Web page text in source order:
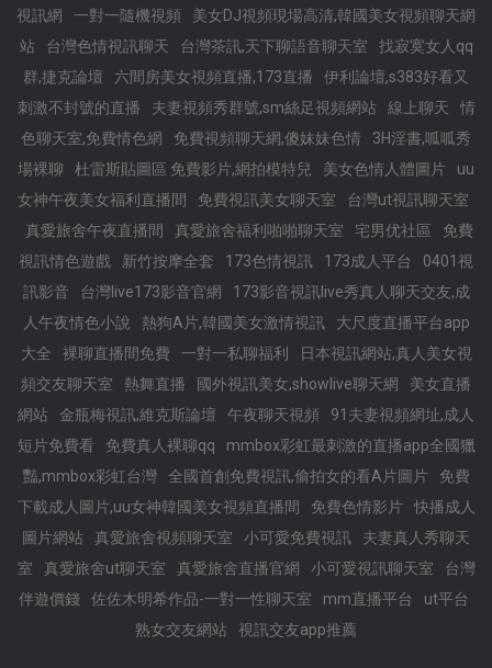
視訊網
一對一隨機視頻
美女DJ視頻現場高清,韓國美女視頻聊天網
站
台灣色情視訊聊天 台灣茶訊,天下聊語音聊天室
找寂寞女人qq
群,捷克論壇
六間房美女視頻直播,173直播
伊利論壇,s383好看又
刺激不封號的直播
夫妻視頻秀群號,sm絲足視頻網站 線上聊天
情
色聊天室,免費情色網
免費視頻聊天網,傻妹妹色情
3H淫書,呱呱秀
場裸聊
杜雷斯貼圖區 免費影片,網拍模特兒 美女色情人體圖片
uu
女神午夜美女福利直播間
免費視訊美女聊天室
台灣ut視訊聊天室
真愛旅舍午夜直播間
真愛旅舍福利啪啪聊天室 宅男优社區
免費
視訊情色遊戲
新竹按摩全套 173色情視訊 173成人平台
0401視
訊影音
台灣live173影音官網
173影音視訊live秀真人聊天交友,成
人午夜情色小說
熱狗A片,韓國美女激情視訊
大尺度直播平台app
大全
裸聊直播間免費 一對一私聊福利
日本視訊網站,真人美女視
頻交友聊天室
熱舞直播 國外視訊美女,showlive聊天網
美女直播
網站
金瓶梅視訊,維克斯論壇 午夜聊天視頻
91夫妻視頻網址,成人
短片免費看
免費真人裸聊qq
mmbox彩虹最刺激的直播app全國獵
豔,mmbox彩虹台灣
全國首創免費視訊,偷拍女的看A片圖片
免費
下載成人圖片,uu女神韓國美女視頻直播間
免費色情影片
快播成人
圖片網站
真愛旅舍視頻聊天室 小可愛免費視訊
夫妻真人秀聊天
室
真愛旅舍ut聊天室 真愛旅舍直播官網 小可愛視訊聊天室
台灣
伴遊價錢
佐佐木明希作品-一對一性聊天室 mm直播平台
ut平台
熟女交友網站
視訊交友app推薦